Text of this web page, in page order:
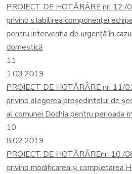
PROIECT DE HOTĂRÂRE nr. 12 /
privind stabilirea componenţei
pentru intervenţia de urgenţă în
domestică
11
1.03.2019
PROIECT DE HOTĂRÂRE nr. 11/
privind alegerea președintelui de
al comunei Dochia pentru perioada
10
8.02.2019
PROIECT DE HOTĂRÂREnr. 10 /
privind modificarea și completarea